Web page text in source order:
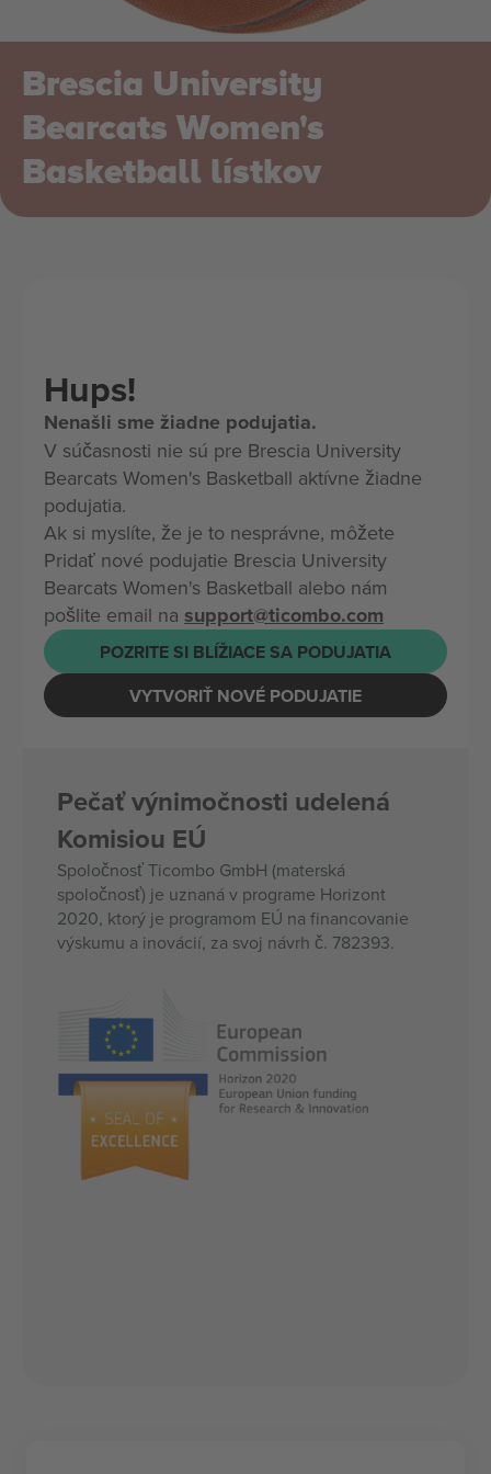
Brescia University
Bearcats Women's
Basketball lístkov
Hups!
Nenašli sme žiadne podujatia.
V súčasnosti nie sú pre Brescia University
Bearcats Women's Basketball aktívne žiadne
podujatia.
Ak si myslíte, že je to nesprávne, môžete
Pridať nové podujatie Brescia University
Bearcats Women's Basketball alebo nám
pošlite email na support@ticombo.com
POZRITE SI BLÍŽIACE SA PODUJATIA
VYTVORIŤ NOVÉ PODUJATIE
Pečať výnimočnosti udelená
Komisiou EÚ
Spoločnosť Ticombo GmbH (materská
spoločnosť) je uznaná v programe Horizont
2020, ktorý je programom EÚ na financovanie
výskumu a inovácií, za svoj návrh č. 782393.